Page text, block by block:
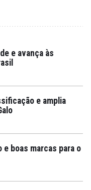
e avança às
e amplia
boas marcas para o